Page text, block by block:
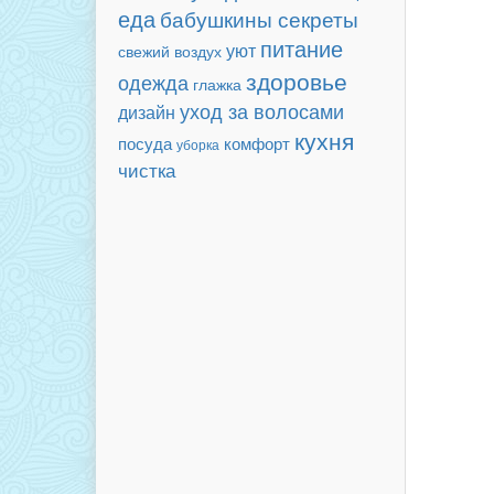
едабабушкины секреты
свежий воздух уют питание
одежда глажка здоровье
дизайн уход за волосами
посуда уборка комфорт кухня
чистка